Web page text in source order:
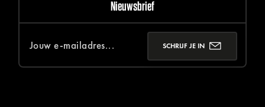
Nieuwsbrief
SCHRIJF JE IN